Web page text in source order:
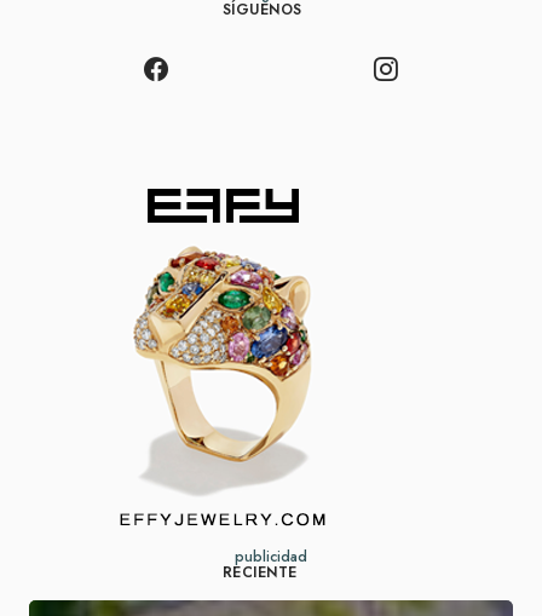
SÍGUENOS
publicidad
RECIENTE